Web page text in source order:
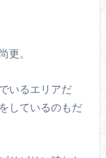
更。
いるエリアだ
しているのもだ